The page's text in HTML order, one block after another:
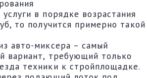
в порядке возрастания
то получится примерно такой
авто-миксера – самый
вариант, требующий только
техники к стройплощадке.